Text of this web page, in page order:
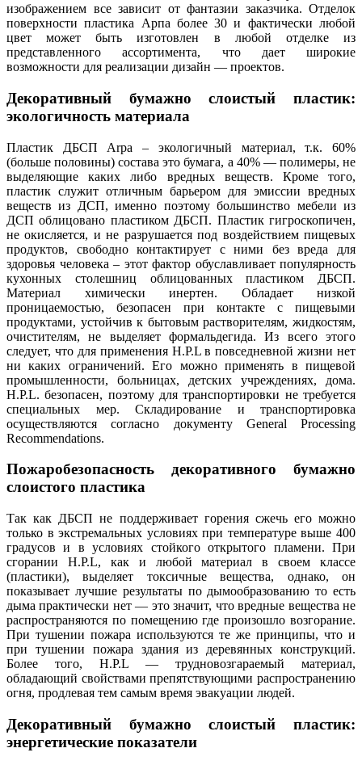
изображением все зависит от фантазии заказчика. Отделок
поверхности пластика Арпа более 30 и фактически любой
цвет может быть изготовлен в любой отделке из
представленного ассортимента, что дает широкие
возможности для реализации дизайн — проектов.
Декоративный бумажно слоистый пластик:
экологичность материала
Пластик ДБСП Arpa – экологичный материал, т.к. 60%
(больше половины) состава это бумага, а 40% — полимеры, не
выделяющие каких либо вредных веществ. Кроме того,
пластик служит отличным барьером для эмиссии вредных
веществ из ДСП, именно поэтому большинство мебели из
ДСП облицовано пластиком ДБСП. Пластик гигроскопичен,
не окисляется, и не разрушается под воздействием пищевых
продуктов, свободно контактирует с ними без вреда для
здоровья человека – этот фактор обуславливает популярность
кухонных столешниц облицованных пластиком ДБСП.
Материал химически инертен. Обладает низкой
проницаемостью, безопасен при контакте с пищевыми
продуктами, устойчив к бытовым растворителям, жидкостям,
очистителям, не выделяет формальдегида. Из всего этого
следует, что для применения H.P.L в повседневной жизни нет
ни каких ограничений. Его можно применять в пищевой
промышленности, больницах, детских учреждениях, дома.
H.P.L. безопасен, поэтому для транспортировки не требуется
специальных мер. Складирование и транспортировка
осуществляются согласно документу General Processing
Recommendations.
Пожаробезопасность декоративного бумажно
слоистого пластика
Так как ДБСП не поддерживает горения сжечь его можно
только в экстремальных условиях при температуре выше 400
градусов и в условиях стойкого открытого пламени. При
сгорании H.P.L, как и любой материал в своем классе
(пластики), выделяет токсичные вещества, однако, он
показывает лучшие результаты по дымообразованию то есть
дыма практически нет — это значит, что вредные вещества не
распространяются по помещению где произошло возгорание.
При тушении пожара используются те же принципы, что и
при тушении пожара здания из деревянных конструкций.
Более того, H.P.L — трудновозгараемый материал,
обладающий свойствами препятствующими распространению
огня, продлевая тем самым время эвакуации людей.
Декоративный бумажно слоистый пластик:
энергетические показатели